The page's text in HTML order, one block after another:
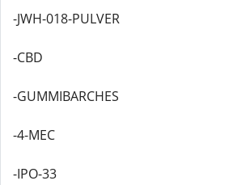
-JWH-018-PULVER
-CBD
-GUMMIBARCHES
-4-MEC
-IPO-33